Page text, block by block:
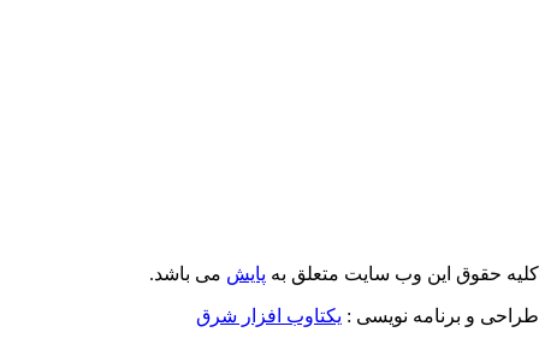
حقوق این وب سایت متعلق بهپایشمی باشد.
و برنامه نویسی : یکتاوب افزار شرق